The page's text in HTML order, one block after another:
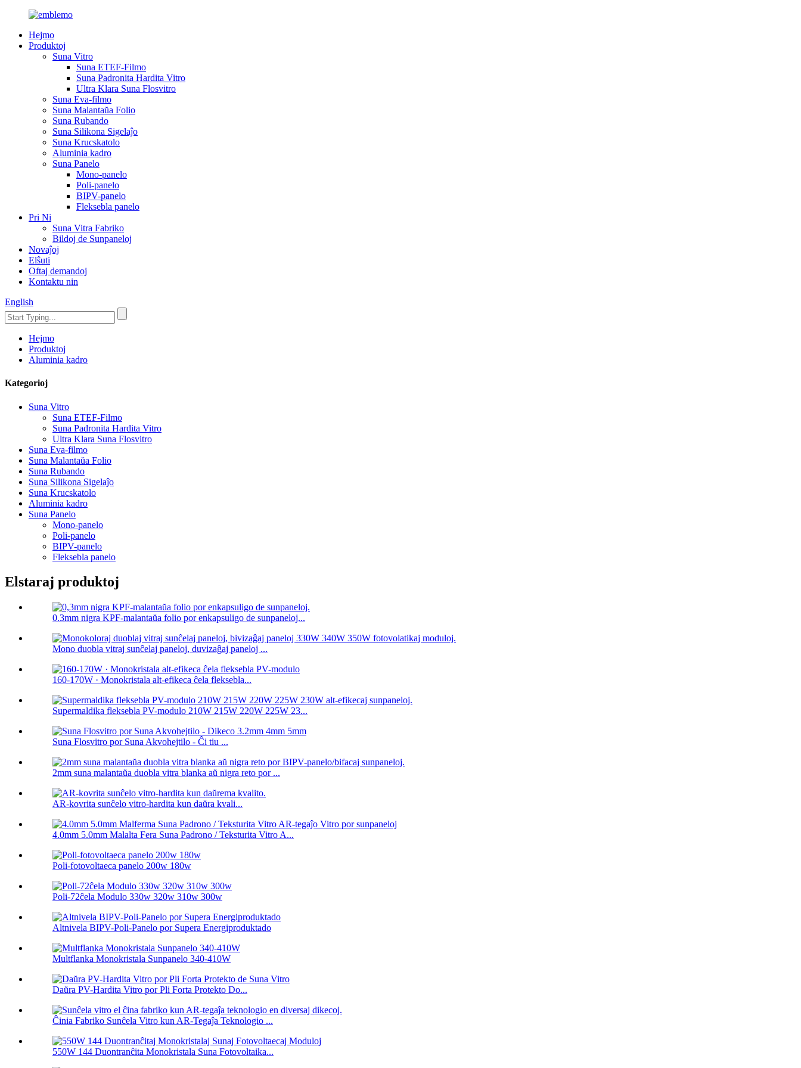
Hejmo
Produktoj
Suna Vitro
Suna ETEF-Filmo
Suna Padronita Hardita Vitro
Ultra Klara Suna Flosvitro
Suna Eva-filmo
Suna Malantaŭa Folio
Suna Rubando
Suna Silikona Sigelaĵo
Suna Krucskatolo
Aluminia kadro
Suna Panelo
Mono-panelo
Poli-panelo
BIPV-panelo
Fleksebla panelo
Pri Ni
Suna Vitra Fabriko
Bildoj de Sunpaneloj
Novaĵoj
Elŝuti
Oftaj demandoj
Kontaktu nin
English
Hejmo
Produktoj
Aluminia kadro
Kategorioj
Suna Vitro
Suna ETEF-Filmo
Suna Padronita Hardita Vitro
Ultra Klara Suna Flosvitro
Suna Eva-filmo
Suna Malantaŭa Folio
Suna Rubando
Suna Silikona Sigelaĵo
Suna Krucskatolo
Aluminia kadro
Suna Panelo
Mono-panelo
Poli-panelo
BIPV-panelo
Fleksebla panelo
Elstaraj produktoj
0.3mm nigra KPF-malantaŭa folio por enkapsuligo de sunpaneloj...
Mono duobla vitraj sunĉelaj paneloj, duvizaĝaj paneloj ...
160-170W · Monokristala alt-efikeca ĉela fleksebla...
Supermaldika fleksebla PV-modulo 210W 215W 220W 225W 23...
Suna Flosvitro por Suna Akvohejtilo - Ĉi tiu ...
2mm suna malantaŭa duobla vitra blanka aŭ nigra reto por ...
AR-kovrita sunĉelo vitro-hardita kun daŭra kvali...
4.0mm 5.0mm Malalta Fera Suna Padrono / Teksturita Vitro A...
Poli-fotovoltaeca panelo 200w 180w
Poli-72ĉela Modulo 330w 320w 310w 300w
Altnivela BIPV-Poli-Panelo por Supera Energiproduktado
Multflanka Monokristala Sunpanelo 340-410W
Daŭra PV-Hardita Vitro por Pli Forta Protekto Do...
Ĉinia Fabriko Sunĉela Vitro kun AR-Tegaĵa Teknologio ...
550W 144 Duontranĉita Monokristala Suna Fotovoltaika...